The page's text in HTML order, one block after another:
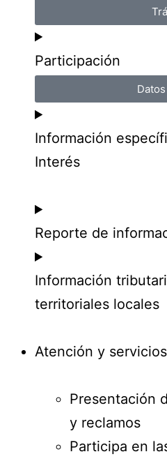
Participación
Información
Interés
Reporte de
Información
territoriales locales
Atención y
Presentación
y reclamos
Participa en